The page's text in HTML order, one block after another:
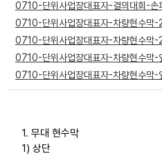
0710-단위사업장대표자-결의대회-
0710-단위사업장대표자-차량현수막
0710-단위사업장대표자-차량현수막
0710-단위사업장대표자-차량현수막-
0710-단위사업장대표자-차량현수막
1. 무대 현수막
1) 상단